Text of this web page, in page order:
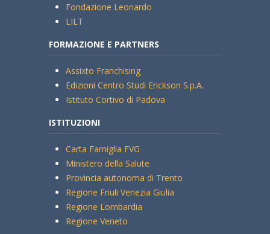
Fondazione Leonardo
LILT
FORMAZIONE E PARTNERS
Assixto Franchising
Edizioni Centro Studi Erickson S.p.A.
Istituto Cortivo di Padova
ISTITUZIONI
Carta Famiglia FVG
Ministero della Salute
Provincia autonoma di Trento
Regione Friuli Venezia Giulia
Regione Lombardia
Regione Veneto